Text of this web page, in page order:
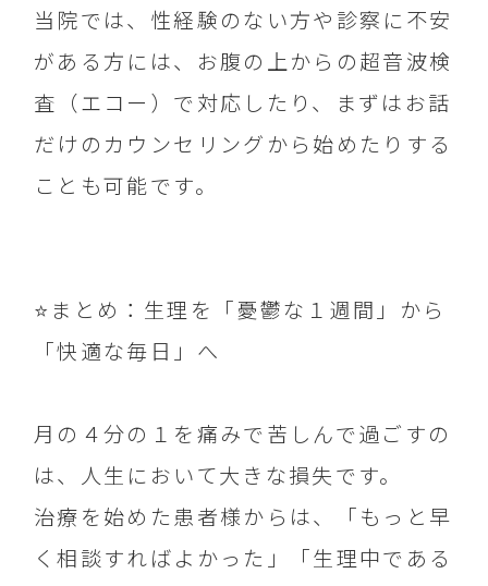
当院では、性経験のない方や診察に不安
がある方には、お腹の上からの超音波検
査（エコー）で対応したり、まずはお話
だけのカウンセリングから始めたりする
ことも可能です。
⭐️まとめ：生理を「憂鬱な１週間」から
「快適な毎日」へ
月の４分の１を痛みで苦しんで過ごすの
は、人生において大きな損失です。
治療を始めた患者様からは、「もっと早
く相談すればよかった」「生理中である